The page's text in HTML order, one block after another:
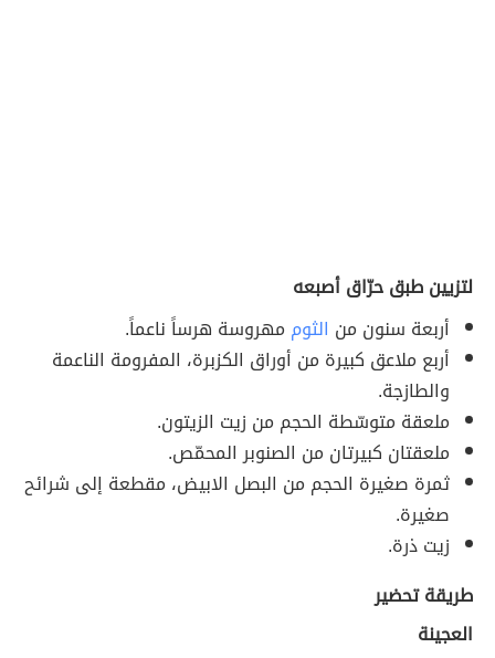
لتزيين طبق حرّاق أصبعه
أربعة سنون من الثوم مهروسة هرساً ناعماً.
أربع ملاعق كبيرة من أوراق الكزبرة، المفرومة الناعمة
والطازجة.
ملعقة متوسّطة الحجم من زيت الزيتون.
ملعقتان كبيرتان من الصنوبر المحمّص.
ثمرة صغيرة الحجم من البصل الابيض، مقطعة إلى شرائح
صغيرة.
زيت ذرة.
طريقة تحضير
العجينة